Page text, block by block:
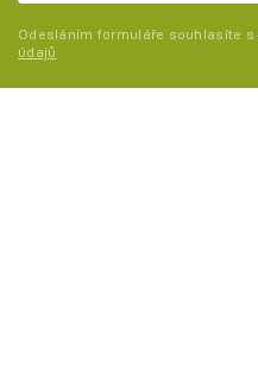
Odesláním formuláře souhlasíte s
údajů